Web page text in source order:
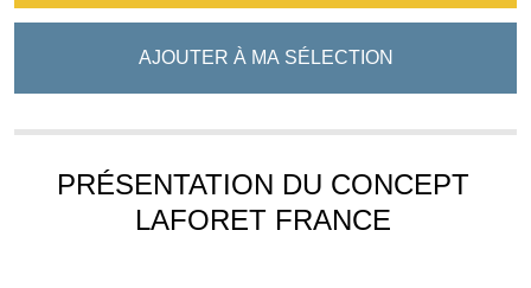
AJOUTER À MA SÉLECTION
PRÉSENTATION DU CONCEPT
LAFORET FRANCE